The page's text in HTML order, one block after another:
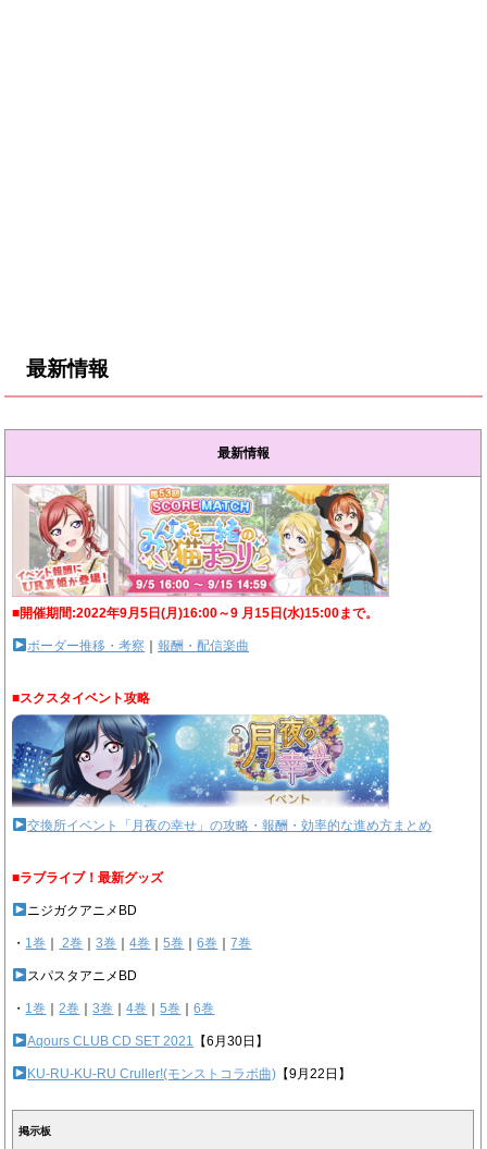
最新情報
最新情報
■開催期間:2022年9月5日(月)16:00～9 月15日(水)15:00まで。
ボーダー推移・考察 ｜報酬・配信楽曲
■スクスタイベント攻略
交換所イベント「月夜の幸せ」の攻略・報酬・効率的な進め方まとめ
■ラブライブ！最新グッズ
ニジガクアニメBD
・ 1巻 2巻 ｜3巻 ｜4巻 ｜5巻 ｜6巻 ｜7巻
スパスタアニメBD
・ 1巻 ｜2巻 ｜3巻 ｜4巻 ｜5巻 ｜6巻
Aqours CLUB CD SET 2021 【6月30日】
KU-RU-KU-RU Cruller!(モンストコラボ曲) 【9月22日】
掲示板